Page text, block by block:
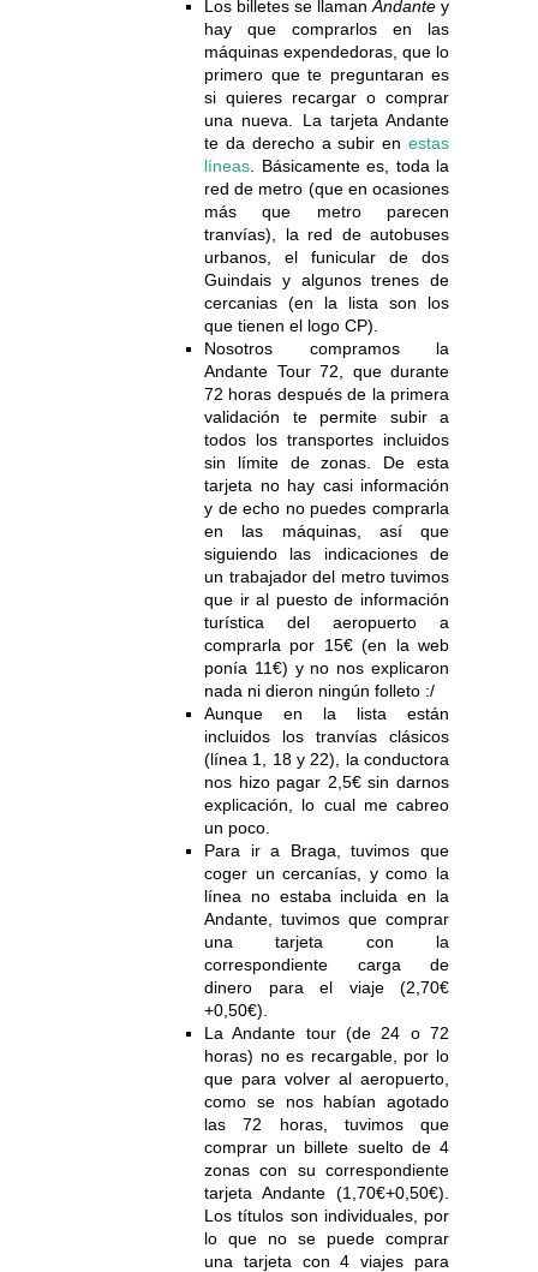
Los billetes se llaman Andante y
hay que comprarlos en las
máquinas expendedoras, que lo
primero que te preguntaran es
si quieres recargar o comprar
una nueva. La tarjeta Andante
te da derecho a subir en estas
líneas . Básicamente es, toda la
red de metro (que en ocasiones
más que metro parecen
tranvías), la red de autobuses
urbanos, el funicular de dos
Guindais y algunos trenes de
cercanias (en la lista son los
que tienen el logo CP).
Nosotros compramos la
Andante Tour 72, que durante
72 horas después de la primera
validación te permite subir a
todos los transportes incluidos
sin límite de zonas. De esta
tarjeta no hay casi información
y de echo no puedes comprarla
en las máquinas, así que
siguiendo las indicaciones de
un trabajador del metro tuvimos
que ir al puesto de información
turística del aeropuerto a
comprarla por 15€ (en la web
ponía 11€) y no nos explicaron
nada ni dieron ningún folleto :/
Aunque en la lista están
incluidos los tranvías clásicos
(línea 1, 18 y 22), la conductora
nos hizo pagar 2,5€ sin darnos
explicación, lo cual me cabreo
un poco.
Para ir a Braga, tuvimos que
coger un cercanías, y como la
línea no estaba incluida en la
Andante, tuvimos que comprar
una tarjeta con la
correspondiente carga de
dinero para el viaje (2,70€
+0,50€).
La Andante tour (de 24 o 72
horas) no es recargable, por lo
que para volver al aeropuerto,
como se nos habían agotado
las 72 horas, tuvimos que
comprar un billete suelto de 4
zonas con su correspondiente
tarjeta Andante (1,70€+0,50€).
Los títulos son individuales, por
lo que no se puede comprar
una tarjeta con 4 viajes para